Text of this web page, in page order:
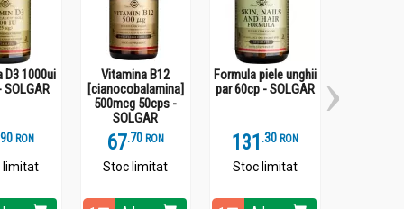
D3 1000ui
9 RON
limitat
Vitamina B12
[cianocobalamina]
500mcg 50cps -
SOLGAR
67.7 RON
Stoc limitat
Formula piele unghii
par 60cp - SOLGAR
131 .3 RON
Stoc limitat